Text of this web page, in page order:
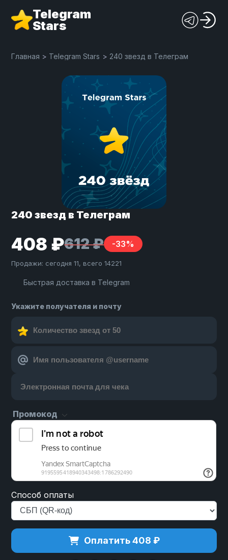
Telegram
Stars
Главная > Telegram Stars > 240 звезд в Телеграм
240 звезд в Телеграм
408 ₽612 ₽ -33%
Продажи: сегодня 11, всего 14221
Быстрая доставка в Telegram
Укажите получателя и почту
Промокод
Способ оплаты
Оплатить 408 ₽